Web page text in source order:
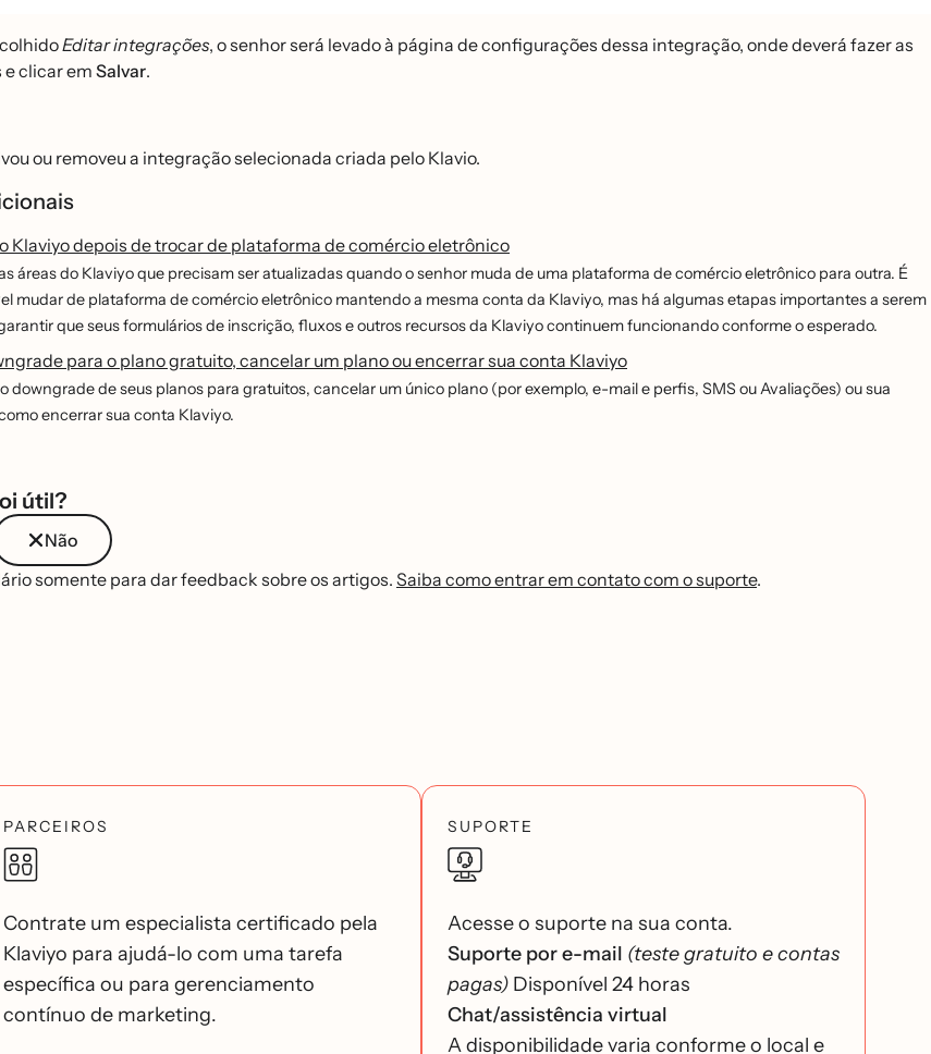
Editar integrações, o senhor será levado à página de configurações dessa integração, onde deverá fazer as
clicar em Salvar.
ou removeu a integração selecionada criada pelo Klavio.
Klaviyo depois de trocar de plataforma de comércio eletrônico
áreas do Klaviyo que precisam ser atualizadas quando o senhor muda de uma plataforma de comércio eletrônico para outra. É
mudar de plataforma de comércio eletrônico mantendo a mesma conta da Klaviyo, mas há algumas etapas importantes a serem
que seus formulários de inscrição, fluxos e outros recursos da Klaviyo continuem funcionando conforme o esperado.
para o plano gratuito, cancelar um plano ou encerrar sua conta Klaviyo
downgrade de seus planos para gratuitos, cancelar um único plano (por exemplo, e-mail e perfis, SMS ou Avaliações) ou sua
encerrar sua conta Klaviyo.
útil?
Não
somente para dar feedback sobre os artigos. Saiba como entrar em contato com o suporte.
PARCEIROS
Contrate um especialista certificado pela
Klaviyo para ajudá-lo com uma tarefa
específica ou para gerenciamento
contínuo de marketing.
SUPORTE
Acesse o suporte na sua conta.
Suporte por e-mail (teste gratuito e contas
pagas) Disponível 24 horas
Chat/assistência virtual
A disponibilidade varia conforme o local e